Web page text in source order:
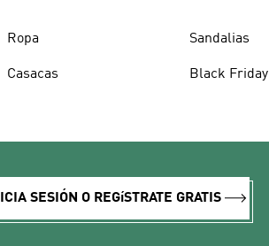
Ropa
Casacas
Sandalias
Black Friday
SESIÓN O REGíSTRATE GRATIS